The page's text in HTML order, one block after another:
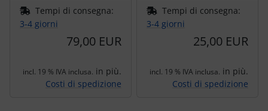
Tempi di consegna:
3-4 giorni
79,00 EUR
incl. 19 % IVA inclusa. in più.
Costi di spedizione
Tempi di consegna:
3-4 giorni
25,00 EUR
incl. 19 % IVA inclusa. in più.
Costi di spedizione